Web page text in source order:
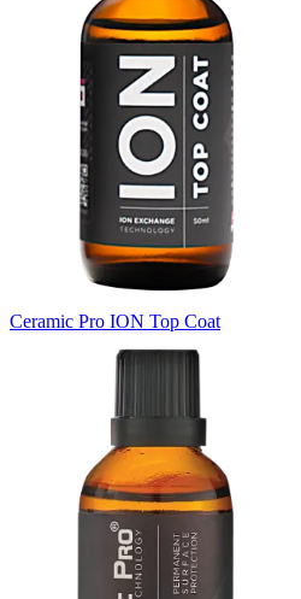
Ceramic Pro ION Top Coat